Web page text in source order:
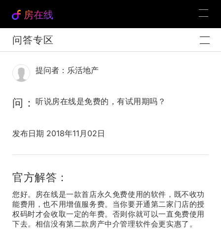
房在线
问答专区
提问者：乐活地产
问： 听说房在线是免费的，有试用期吗？
发布日期 2018年11月02日
官方解答：
您好。房在线是一款首店永久免费使用的软件，既不收功
能费用，也不用增值服务费。当你要开通第二家门店的授
权码时才会收取一定的年费。否则你就可以一直免费使用
下去。相信没有第二款房产中介管理软件会更实惠了。